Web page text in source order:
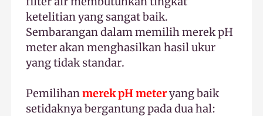
ketelitian yang sangat baik.
Sembarangan dalam memilih merek pH
meter akan menghasilkan hasil ukur
yang tidak standar.
Pemilihanmerek pH meteryang baik
setidaknya bergantung pada dua hal: